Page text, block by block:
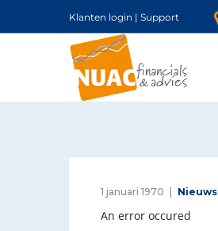
Klanten login | Support
1 januari 1970 Nieuws
An error occured